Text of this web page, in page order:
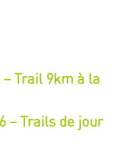
– Trail 9km à la
– Trails de jour